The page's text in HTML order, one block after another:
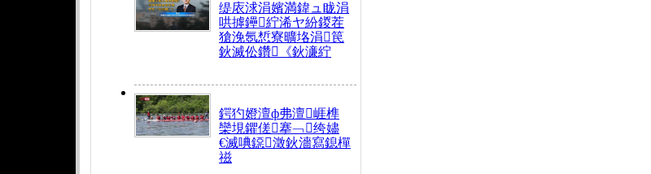
缇庡浗涓嬪満鍏ュ眬涓
哄摢鑸紵浠ヤ紛鍐茬
獊浼氬惁寮曠垎涓笢
鈥滅伀鑽《鈥濓紵
鍔犳嬁澶ф弗澶崕榫
欒垷鑺傞搴﹁绔嬧
€滅唺鐚澂鈥濇寫鎴樿
禌